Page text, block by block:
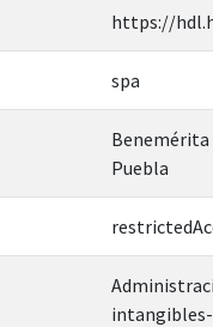
https://
spa
Benemérita
Puebla